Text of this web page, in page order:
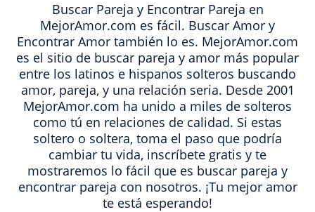
Buscar Pareja y Encontrar Pareja en
MejorAmor.com es fácil. Buscar Amor y
Encontrar Amor también lo es. MejorAmor.com
es el sitio de buscar pareja y amor más popular
entre los latinos e hispanos solteros buscando
amor, pareja, y una relación seria. Desde 2001
MejorAmor.com ha unido a miles de solteros
como tú en relaciones de calidad. Si estas
soltero o soltera, toma el paso que podría
cambiar tu vida, inscríbete gratis y te
mostraremos lo fácil que es buscar pareja y
encontrar pareja con nosotros. ¡Tu mejor amor
te está esperando!